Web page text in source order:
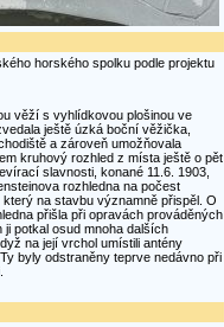
horského spolku podle projektu
věží s vyhlídkovou plošinou ve
ještě úzká boční věžička,
a zároveň umožňovala
kruhový rozhled z místa ještě o pět
slavnosti, konané 11.6. 1903,
rozhledna na počest
na stavbu významně přispěl. O
přišla při opravách prováděných
ji potkal osud mnoha dalších
na její vrchol umístili antény
byly odstraněny teprve nedávno při